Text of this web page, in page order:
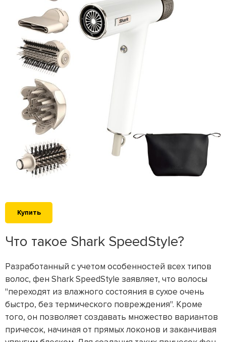
Купить
Что такое Shark SpeedStyle?
Разработанный с учетом особенностей всех типов
волос, фен Shark SpeedStyle заявляет, что волосы
"переходят из влажного состояния в сухое очень
быстро, без термического повреждения". Кроме
того, он позволяет создавать множество вариантов
причесок, начиная от прямых локонов и заканчивая